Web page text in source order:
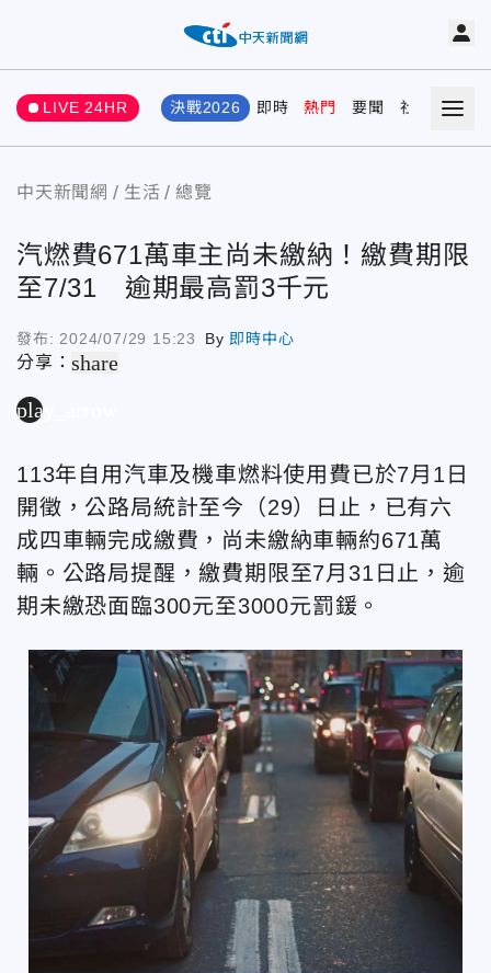
LIVE 24HR 決戰2026 即時 熱門 要聞 社會 娛樂
中天新聞網 生活 總覽
汽燃費671萬車主尚未繳納！繳費期限
至7/31 逾期最高罰3千元
發布: 2024/07/29 15:23 By 即時中心
分享：share
play_arrow
113年自用汽車及機車燃料使用費已於7月1日
開徵，公路局統計至今（29）日止，已有六
成四車輛完成繳費，尚未繳納車輛約671萬
輛。公路局提醒，繳費期限至7月31日止，逾
期未繳恐面臨300元至3000元罰鍰。